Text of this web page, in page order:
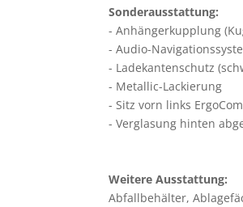
Sonderausstattung:
Anhängerkupplung
Audio-
Ladekantenschutz
Metallic-Lackierung
Sitz vorn links
Verglasung hinten
Weitere Ausstattung:
Abfallbehälter,